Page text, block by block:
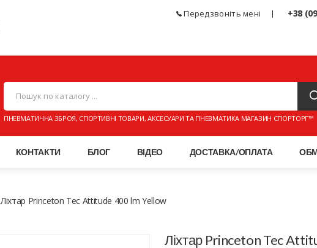
Передзвоніть мені +38
ПНЕВМАТИЧНА ЗБРОЯ, СПОРТИВНІ ТОВАРИ, АКСЕСУАРИ ТА ПНЕВМАТИКА МАГАЗИН СПОРТОРГ™
КОНТАКТИ БЛОГ ВІДЕО ДОСТАВКА/ОПЛАТА
Ліхтар Princeton Tec Attitude 400 lm Yellow
Ліхтар Princeton Tec